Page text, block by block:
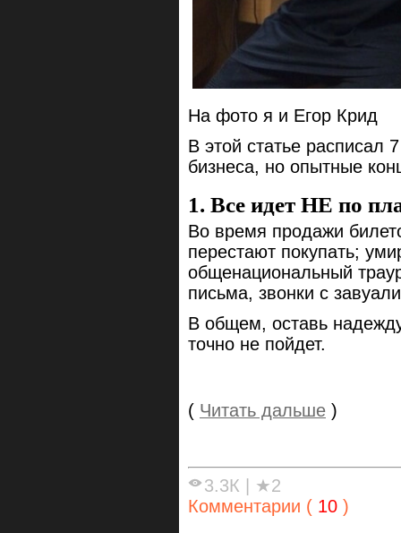
На фото я и Егор Крид
В этой статье расписал
бизнеса, но опытные
1. Все идет НЕ по
Во время продажи
перестают покупать;
общенациональный
письма, звонки с
В общем, оставь
точно не пойдет.
( Читать дальше )
3.3К | ★2
Комментарии ( 10 )